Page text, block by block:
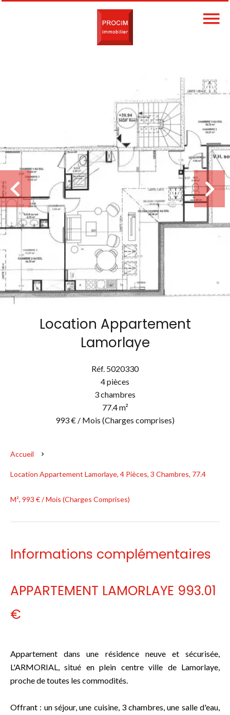
Location Appartement
Lamorlaye
Réf. 5020330
4 pièces
3 chambres
77.4 m²
993 € / Mois (Charges comprises)
Accueil
Location Appartement Lamorlaye, 4 Pièces, 3 Chambres, 77.4
M², 993 € / Mois (Charges Comprises)
Informations complémentaires
APPARTEMENT LAMORLAYE 993.01
€
Appartement dans une résidence neuve et sécurisée,
L'ARMORIAL, situé en plein centre ville de Lamorlaye,
proche de toutes les commodités.
Offrant : un séjour, une cuisine, 3 chambres, une salle d'eau,